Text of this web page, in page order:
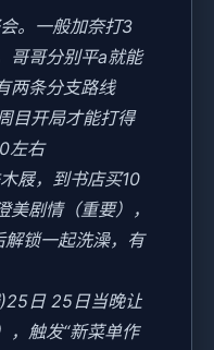
。一般加奈打3
哥哥分别平a就能
两条分支路线
目开局才能打得
左右
屐，到书店买10
剧情（重要），
锁一起洗澡，有
日 25日当晚让
，触发“新菜单作